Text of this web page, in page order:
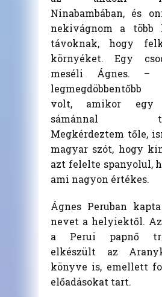
Ninabambában, és
nekivágnom a több
távoknak, hogy
környéket. Egy
meséli Ágnes. –
legmegdöbbentőbb
volt, amikor egy
sámánnal
Megkérdeztem tőle,
magyar szót, hogy
azt felelte spanyolul,
ami nagyon értékes.
Ágnes Peruban
nevet a helyiektől.
a Perui papnő
elkészült az
könyve is, emellett
előadásokat tart.